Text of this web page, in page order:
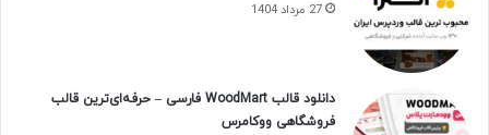
27 مرداد 1404
دانلود قالب WoodMart فارسی – حرفه‌ای‌ترین قالب
فروشگاهی ووکامرس